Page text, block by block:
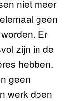
niet meer
geen
Er
zijn in de
hebben.
geen
werk doen